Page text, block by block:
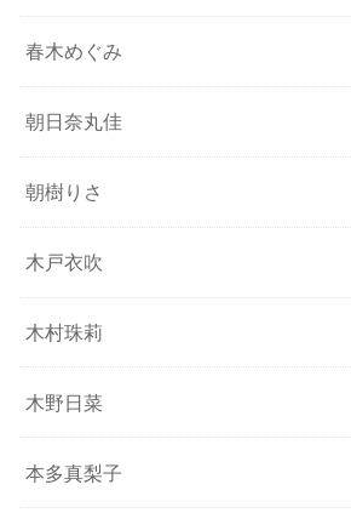
春木めぐみ
朝日奈丸佳
朝樹りさ
木戸衣吹
木村珠莉
木野日菜
本多真梨子